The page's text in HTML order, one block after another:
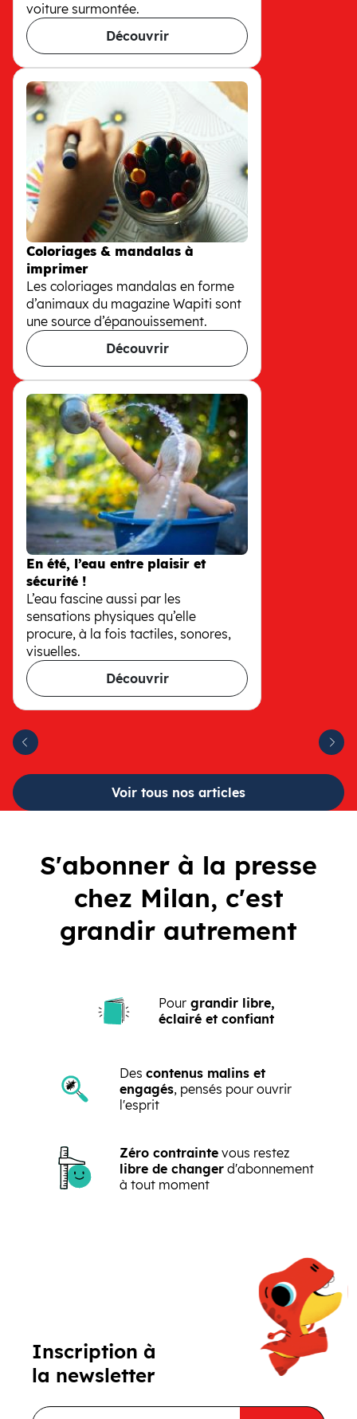
voiture surmontée.
Découvrir
Vacances : comment les occuper
Coloriages & mandalas à
imprimer
Les coloriages mandalas en forme
d’animaux du magazine Wapiti sont
une source d’épanouissement.
Découvrir
Coloriages & mandalas à
En été, l’eau entre plaisir et
sécurité !
L’eau fascine aussi par les
sensations physiques qu’elle
procure, à la fois tactiles, sonores,
visuelles.
Découvrir
En été, l’eau entre plaisir et
Voir tous nos articles
S'abonner à la presse
chez Milan, c'est
grandir autrement
Pour grandir libre,
éclairé et confiant
Des contenus malins et
engagés, pensés pour ouvrir
l'esprit
Zéro contrainte vous restez
libre de changer d'abonnement
à tout moment
Inscription à
la newsletter